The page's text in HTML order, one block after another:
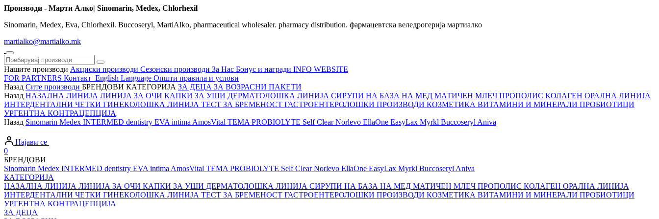
Производи - Марти Алко| Sinomarin, Medex, Chlorhexil
Sinomarin, Medex, Eva, Chlorhexil. Buccoseryl, MartiAlko, pharmaceutical wholesaler. pharmacy distribution. фармацевтска веледрогерија мартиалко
martialko@martialko.mk
Нашите производи Акциски производи Сезонски производи За Нас Бонус и награди INFO WEBSITE
FOR PARTNERS Контакт English Language Општи правила и услови
Назад Сите производи БРЕНДОВИ КАТЕГОРИЈА ЗА ДЕЦА ЗА ВОЗРАСНИ ПАКЕТИ
Назад НАЗАЛНА ЛИНИЈА ЛИНИЈА ЗА ОЧИ КАПКИ ЗА УШИ ДЕРМАТОЛОШКА ЛИНИЈА СИРУПИ НА БАЗА НА МЕД МАТИЧЕН МЛЕЧ ПРОПОЛИС КОЛАГЕН ОРАЛНА ЛИНИЈА
ИНТЕРДЕНТАЛНИ ЧЕТКИ ГИНЕКОЛОШКА ЛИНИЈА ТЕСТ ЗА БРЕМЕНОСТ ГАСТРОЕНТЕРОЛОШКИ ПРОИЗВОДИ КОЗМЕТИКА ВИТАМИНИ И МИНЕРАЛИ ПРОБИОТИЦИ
УРГЕНТНА КОНТРАЦЕПЦИЈА
Назад Sinomarin Medex INTERMED dentistry EVA intima AmosVital TEMA PROBIOLYTE Self Clear Norlevo EllaOne EasyLax Myrkl Buccoseryl Aniva
Најави се
0
БРЕНДОВИ
Sinomarin Medex INTERMED dentistry EVA intima AmosVital TEMA PROBIOLYTE Self Clear Norlevo EllaOne EasyLax Myrkl Buccoseryl Aniva
КАТЕГОРИЈА
НАЗАЛНА ЛИНИЈА ЛИНИЈА ЗА ОЧИ КАПКИ ЗА УШИ ДЕРМАТОЛОШКА ЛИНИЈА СИРУПИ НА БАЗА НА МЕД МАТИЧЕН МЛЕЧ ПРОПОЛИС КОЛАГЕН ОРАЛНА ЛИНИЈА
ИНТЕРДЕНТАЛНИ ЧЕТКИ ГИНЕКОЛОШКА ЛИНИЈА ТЕСТ ЗА БРЕМЕНОСТ ГАСТРОЕНТЕРОЛОШКИ ПРОИЗВОДИ КОЗМЕТИКА ВИТАМИНИ И МИНЕРАЛИ ПРОБИОТИЦИ
УРГЕНТНА КОНТРАЦЕПЦИЈА
ЗА ДЕЦА